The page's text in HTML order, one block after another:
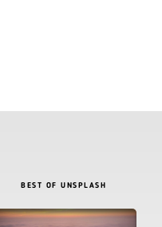
BEST OF UNSPLASH